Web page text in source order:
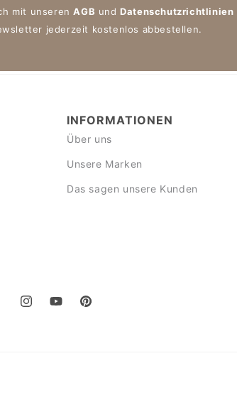
mit unserenAGB undDatenschutzrichtlinien
jederzeit kostenlos abbestellen.
INFORMATIONEN
Über uns
Unsere Marken
Das sagen unsere Kunden
InstagramYouTubePinterest